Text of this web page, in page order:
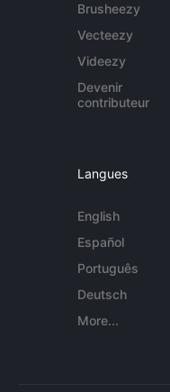
Brusheezy
Vecteezy
Videezy
Devenir
contributeur
Langues
English
Español
Português
Deutsch
More...